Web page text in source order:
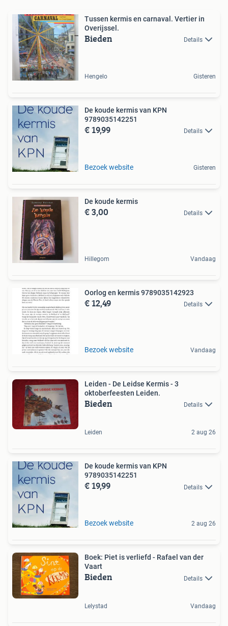
Tussen kermis en carnaval. Vertier in
Overijssel.
Bieden Details
Hengelo Gisteren
De koude kermis van KPN
9789035142251
€ 19,99 Details
Bezoek website Gisteren
De koude kermis
€ 3,00 Details
Hillegom Vandaag
Oorlog en kermis 9789035142923
€ 12,49 Details
Bezoek website Vandaag
Leiden - De Leidse Kermis - 3
oktoberfeesten Leiden.
Bieden Details
Leiden 2 aug 26
De koude kermis van KPN
9789035142251
€ 19,99 Details
Bezoek website 2 aug 26
Boek: Piet is verliefd - Rafael van der
Vaart
Bieden Details
Lelystad Vandaag